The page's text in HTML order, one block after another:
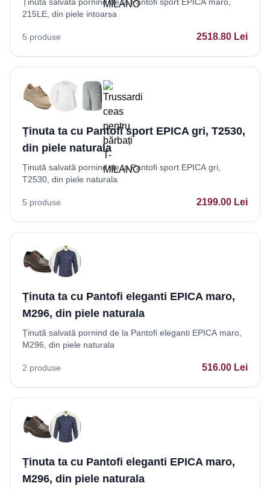
215LE, din piele intoarsa
5 produse 2518.80 Lei
Ținuta ta cu Pantofi sport EPICA gri, T2530,
din piele naturala
Ținută salvată pornind de la Pantofi sport EPICA gri,
T2530, din piele naturala
5 produse 2199.00 Lei
Ținuta ta cu Pantofi eleganti EPICA maro,
M296, din piele naturala
Ținută salvată pornind de la Pantofi eleganti EPICA maro,
M296, din piele naturala
2 produse 516.00 Lei
Ținuta ta cu Pantofi eleganti EPICA maro,
M296, din piele naturala